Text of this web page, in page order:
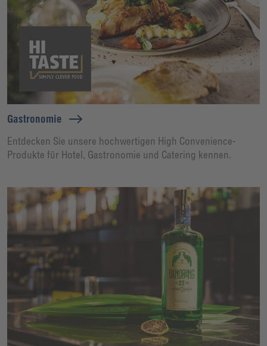
Gastronomie
Entdecken Sie unsere hochwertigen High Convenience-
Produkte für Hotel, Gastronomie und Catering kennen.